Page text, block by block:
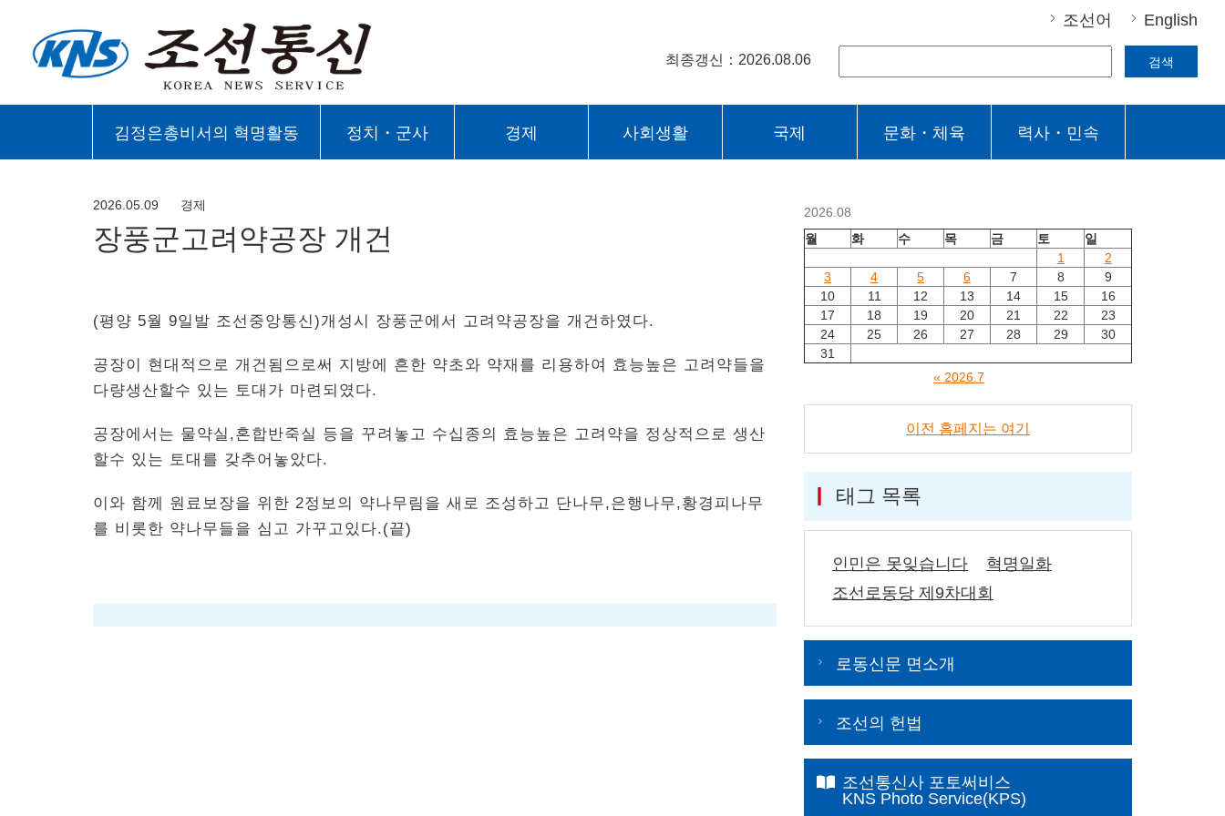
조선어 English
최종갱신：2026.08.06 검색
김정은총비서의 혁명활동 정치・군사 경제 사회생활 국제 문화・체육 력사・민속
2026.05.09 경제
장풍군고려약공장 개건
(평양 5월 9일발 조선중앙통신)개성시 장풍군에서 고려약공장을 개건하였다.
공장이 현대적으로 개건됨으로써 지방에 흔한 약초와 약재를 리용하여 효능높은 고려약들을
다량생산할수 있는 토대가 마련되였다.
공장에서는 물약실,혼합반죽실 등을 꾸려놓고 수십종의 효능높은 고려약을 정상적으로 생산
할수 있는 토대를 갖추어놓았다.
이와 함께 원료보장을 위한 2정보의 약나무림을 새로 조성하고 단나무,은행나무,황경피나무
를 비롯한 약나무들을 심고 가꾸고있다.(끝)
2026.08
월
화 수 목 금 토
일
1
2
3
4 5 6 7 8
9
10
11 12 13 14 15
16
17
18 19 20 21 22
23
24
25 26 27 28 29
30
31
« 2026.7
이전 홈페지는 여기
태그 목록
인민은 못잊습니다
혁명일화
조선로동당 제9차대회
로동신문 면소개
조선의 헌법
조선통신사 포토써비스
KNS Photo Service(KPS)